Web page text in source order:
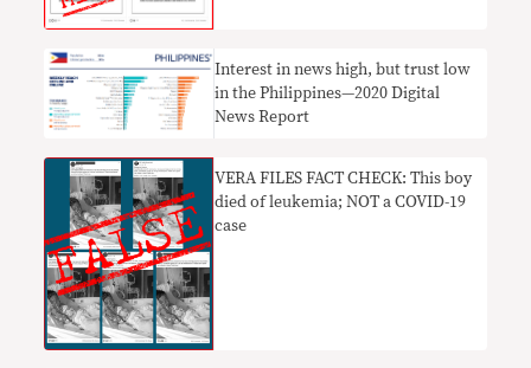
Interest in news high, but trust low
in the Philippines—2020 Digital
News Report
VERA FILES FACT CHECK: This boy
died of leukemia; NOT a COVID-19
case